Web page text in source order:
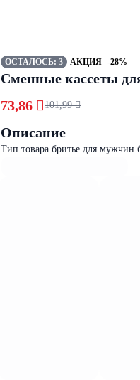
ОСТАЛОСЬ: 3 АКЦИЯ -28%
Сменные кассеты
73,86 101,99 
Описание
Тип товара бритье для мужчин